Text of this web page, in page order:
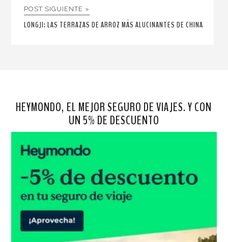
POST SIGUIENTE »
LONGJI: LAS TERRAZAS DE ARROZ MÁS ALUCINANTES DE CHINA
HEYMONDO, EL MEJOR SEGURO DE VIAJES. Y CON
UN 5% DE DESCUENTO